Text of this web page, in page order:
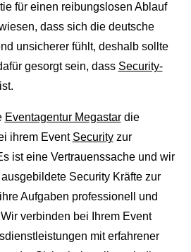
für einen reibungslosen Ablauf
dass sich die deutsche
unsicherer fühlt, deshalb sollte
gesorgt sein, dass Security-
Eventagentur Megastardie
ihrem Event Securityzur
ist eine Vertrauenssache und wir
Security Kräfte zur
Aufgaben professionell und
verbinden bei Ihrem Event
mit erfahrener